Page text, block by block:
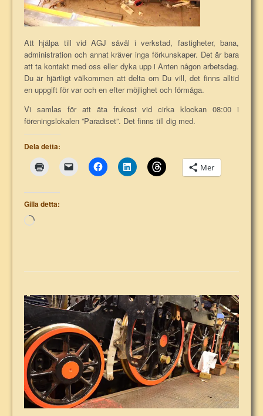
Att hjälpa till vid AGJ såväl i verkstad, fastigheter, bana,
administration och annat kräver inga förkunskaper. Det är bara
att ta kontakt med oss eller dyka upp i Anten någon arbetsdag.
Du är hjärtligt välkommen att delta om Du vill, det finns alltid
en uppgift för var och en efter möjlighet och förmåga.
Vi samlas för att äta frukost vid cirka klockan 08:00 i
föreningslokalen ”Paradiset”. Det finns till dig med.
Dela detta:
Mer
Gilla detta:
Laddar